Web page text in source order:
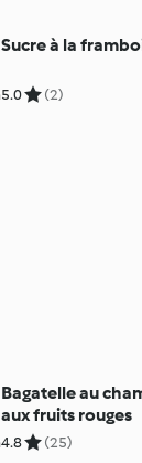
Sucre à la
5.0 (2)
Bagatelle au
aux fruits rouges
4.8 (25)